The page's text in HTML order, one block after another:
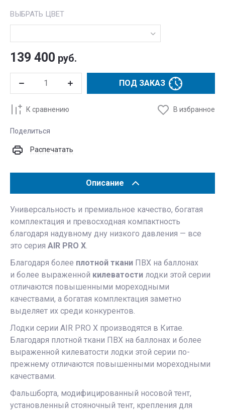
ВЫБРАТЬ ЦВЕТ
139 400 руб.
ПОД ЗАКАЗ
К сравнению В избранное
Поделиться
Распечатать
Описание
Универсальность и премиальное качество, богатая
комплектация и превосходная компактность
благодаря надувному дну низкого давления — все
это серия AIR PRO X.
Благодаря более плотной ткани ПВХ на баллонах
и более выраженной килеватости лодки этой серии
отличаются повышенными мореходными
качествами, а богатая комплектация заметно
выделяет их среди конкурентов.
Лодки серии AIR PRO X производятся в Китае.
Благодаря плотной ткани ПВХ на баллонах и более
выраженной килеватости лодки этой серии по-
прежнему отличаются повышенными мореходными
качествами.
Фальшборта, модифицированный носовой тент,
установленный стояночный тент, крепления для